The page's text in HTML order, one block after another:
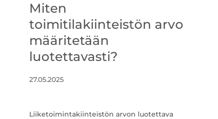
Miten
toimitilakiinteistön arvo
määritetään
luotettavasti?
27.05.2025
Liiketoimintakiinteistön arvon luotettava